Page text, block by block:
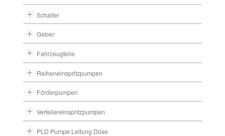
Schalter
Geber
Fahrzeugteile
Reiheneinspritzpumpen
Förderpumpen
Verteilereinspritzpumpen
PLD Pumpe Leitung Düse